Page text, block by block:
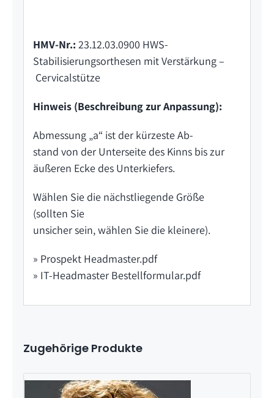
HMV-Nr.: 23.12.03.0900 HWS-
Stabilisierungsorthesen mit Verstärkung –
Cervicalstütze
Hinweis (Beschreibung zur Anpassung):
Abmessung „a“ ist der kürzeste Ab-
stand von der Unterseite des Kinns bis zur
äußeren Ecke des Unterkiefers.
Wählen Sie die nächstliegende Größe
(sollten Sie
unsicher sein, wählen Sie die kleinere).
» Prospekt Headmaster.pdf
» IT-Headmaster Bestellformular.pdf
Zugehörige Produkte